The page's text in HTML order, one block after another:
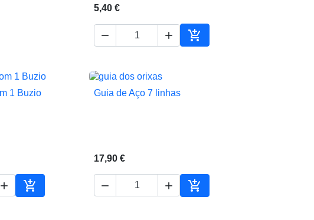
5,40 €
  
Adicionar ao carrinho
rápida
1 Buzio
 
Adicionar ao carrinho
 Vista rápida
Guia de Aço 7 linhas
17,90 €
  
Adicionar ao carrinho